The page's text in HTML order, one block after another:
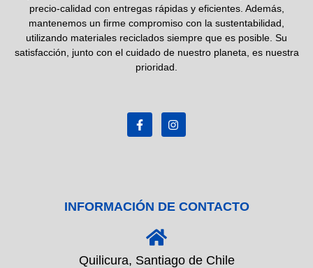
precio-calidad con entregas rápidas y eficientes. Además,
mantenemos un firme compromiso con la sustentabilidad,
utilizando materiales reciclados siempre que es posible. Su
satisfacción, junto con el cuidado de nuestro planeta, es nuestra
prioridad.
INFORMACIÓN DE CONTACTO
Quilicura, Santiago de Chile